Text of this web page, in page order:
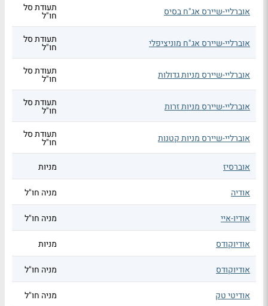
אוברליי-שיירס אג"ח בסיס תעודת סל
חו"ל
אוברליי-שיירס אג"ח מוניציפלי תעודת סל
חו"ל
אוברליי-שיירס מניות גדולות תעודת סל
חו"ל
אוברליי-שיירס מניות זרות תעודת סל
חו"ל
אוברליי-שיירס מניות קטנות תעודת סל
חו"ל
אוברסיז
מניות
אודיה מניה חו"ל
אודיו-איי מניה חו"ל
אודיוקודס מניות
אודיוקודס מניה חו"ל
אודיטי טק מניה חו"ל